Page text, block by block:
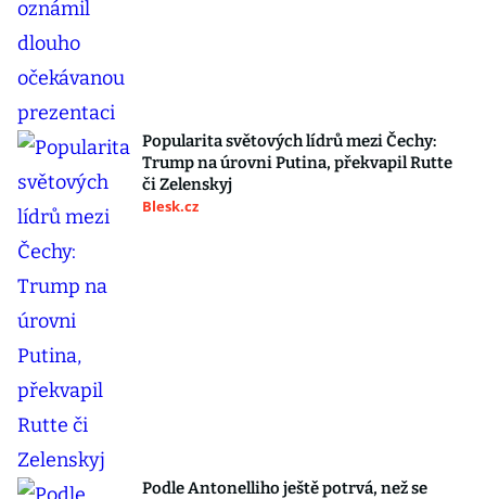
Popularita světových lídrů mezi Čechy:
Trump na úrovni Putina, překvapil Rutte
či Zelenskyj
Blesk.cz
Podle Antonelliho ještě potrvá, než se